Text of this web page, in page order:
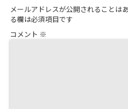
メールアドレスが公開されることは
る欄は必須項目です
コメント ※